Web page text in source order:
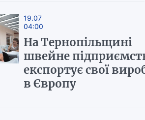
19.07
04:00
На Тернопільщині
швейне
експортує свої
в Європу